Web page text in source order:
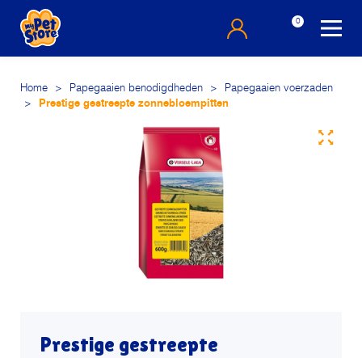
0
Home > Papegaaien benodigdheden >
Papegaaien voerzaden
>
Prestige gestreepte zonnebloempitten
Prestige gestreepte